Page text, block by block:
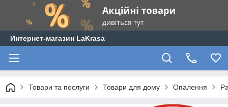
Интернет-магазин LaKrasa
Товари та послуги Товари для дому Опалення